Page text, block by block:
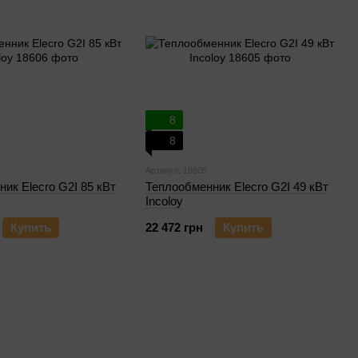
Elecro G2I 85 кВт
Купить
8
8
Артикул: 18605
Теплообменник Elecro G2I 49 кВт
Incoloy
22 472 грн
Купить